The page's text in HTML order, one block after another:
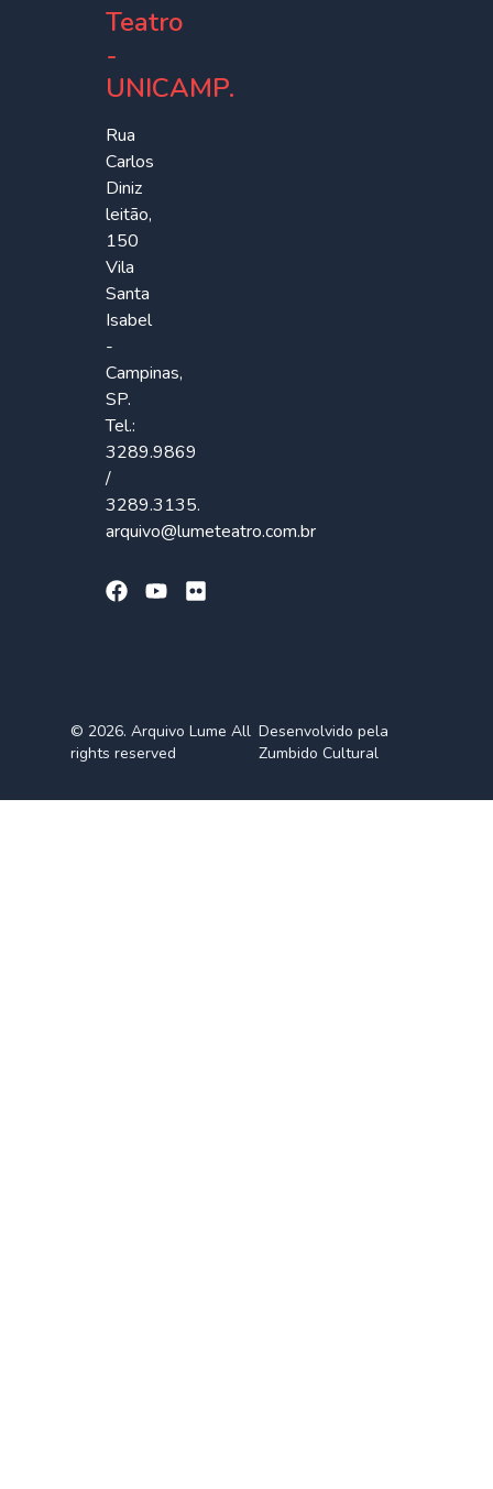
Teatro
-
UNICAMP.
Rua
Carlos
Diniz
leitão,
150
Vila
Santa
Isabel
-
Campinas,
SP.
Tel.:
3289.9869
/
3289.3135.
arquivo@lumeteatro.com.br
© 2026. Arquivo Lume All
rights reserved
Desenvolvido pela
Zumbido Cultural